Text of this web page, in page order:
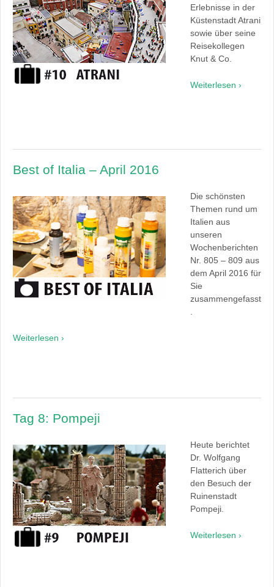
Erlebnisse in der
Küstenstadt Atrani
sowie über seine
Reisekollegen
Knut & Co.
Weiterlesen ›
Best of Italia – April 2016
Die schönsten
Themen rund um
Italien aus
unseren
Wochenberichten
Nr. 805 – 809 aus
dem April 2016 für
Sie
zusammengefasst
Weiterlesen ›
Tag 8: Pompeji
Heute berichtet
Dr. Wolfgang
Flatterich über
den Besuch der
Ruinenstadt
Pompeji.
Weiterlesen ›